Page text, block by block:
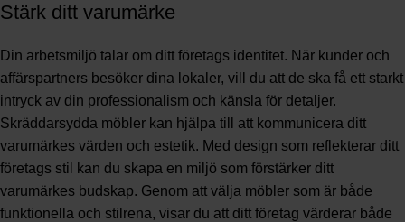
Stärk ditt varumärke
Din arbetsmiljö talar om ditt företags identitet. När kunder och
affärspartners besöker dina lokaler, vill du att de ska få ett starkt
intryck av din professionalism och känsla för detaljer.
Skräddarsydda möbler kan hjälpa till att kommunicera ditt
varumärkes värden och estetik. Med design som reflekterar ditt
företags stil kan du skapa en miljö som förstärker ditt
varumärkes budskap. Genom att välja möbler som är både
funktionella och stilrena, visar du att ditt företag värderar både